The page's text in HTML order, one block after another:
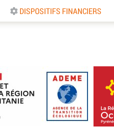
DISPOSITIFS FINANCIERS